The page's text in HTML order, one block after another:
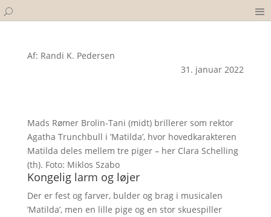
Af: Randi K. Pedersen
31. januar 2022
Mads Rømer Brolin-Tani (midt) brillerer som rektor
Agatha Trunchbull i ’Matilda’, hvor hovedkarakteren
Matilda deles mellem tre piger – her Clara Schelling
(th). Foto: Miklos Szabo
Kongelig larm og løjer
Der er fest og farver, bulder og brag i musicalen
’Matilda’, men en lille pige og en stor skuespiller